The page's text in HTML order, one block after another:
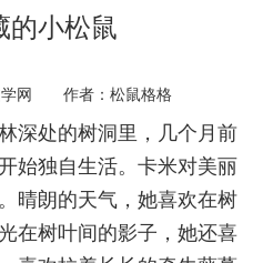
的小松鼠
学网 作者：松鼠格格
处的树洞里，几个月前
始独自生活。卡米对美丽
晴朗的天气，她喜欢在树
在树叶间的影子，她还喜